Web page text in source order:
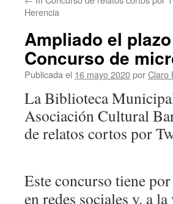
Herencia
Ampliado el
Concurso de
Publicada el 16 mayo 2020porClaro
La Biblioteca
Asociación Cultural
de relatos cortos por
Este concurso tiene
en redes sociales y, a